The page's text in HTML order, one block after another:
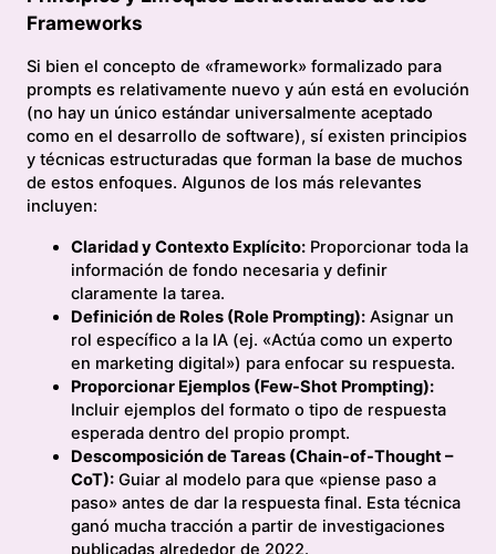
Frameworks
Si bien el concepto de «framework» formalizado para
prompts es relativamente nuevo y aún está en evolución
(no hay un único estándar universalmente aceptado
como en el desarrollo de software), sí existen principios
y técnicas estructuradas que forman la base de muchos
de estos enfoques. Algunos de los más relevantes
incluyen:
Claridad y Contexto Explícito: Proporcionar toda la
información de fondo necesaria y definir
claramente la tarea.
Definición de Roles (Role Prompting): Asignar un
rol específico a la IA (ej. «Actúa como un experto
en marketing digital») para enfocar su respuesta.
Proporcionar Ejemplos (Few-Shot Prompting):
Incluir ejemplos del formato o tipo de respuesta
esperada dentro del propio prompt.
Descomposición de Tareas (Chain-of-Thought –
CoT): Guiar al modelo para que «piense paso a
paso» antes de dar la respuesta final. Esta técnica
ganó mucha tracción a partir de investigaciones
publicadas alrededor de 2022.